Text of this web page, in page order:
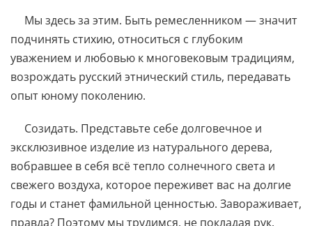
Мы здесь за этим. Быть ремесленником — значит
подчинять стихию, относиться с глубоким
уважением и любовью к многовековым традициям,
возрождать русский этнический стиль, передавать
опыт юному поколению.
Созидать. Представьте себе долговечное и
эксклюзивное изделие из натурального дерева,
вобравшее в себя всё тепло солнечного света и
свежего воздуха, которое переживет вас на долгие
годы и станет фамильной ценностью. Завораживает,
правда? Поэтому мы трудимся, не покладая рук,